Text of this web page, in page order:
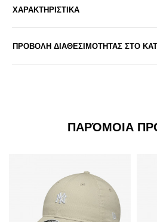
ΧΑΡΑΚΤΗΡΙΣΤΙΚΑ
ΠΡΟΒΟΛΗ ΔΙΑΘΕΣΙΜΟΤΗΤΑΣ ΣΤΟ
ΠΑΡΌΜΟΙΑ